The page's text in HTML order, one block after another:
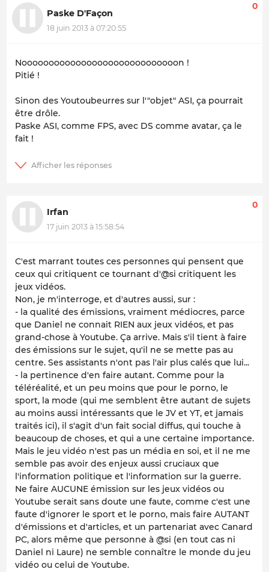
Paske D'Façon
18 juin 2013 à 07:20:55
0
Nooooooooooooooooooooooooooooon !
Pitié !
Sinon des Youtoubeurres sur l'"objet" ASI, ça pourrait
être drôle.
Paske ASI, comme FPS, avec DS comme avatar, ça le
fait !
Irfan
17 juin 2013 à 15:58:54
0
C'est marrant toutes ces personnes qui pensent que
ceux qui critiquent ce tournant d'@si critiquent les
jeux vidéos.
Non, je m'interroge, et d'autres aussi, sur :
- la qualité des émissions, vraiment médiocres, parce
que Daniel ne connait RIEN aux jeux vidéos, et pas
grand-chose à Youtube. Ça arrive. Mais s'il tient à faire
des émissions sur le sujet, qu'il ne se mette pas au
centre. Ses assistants n'ont pas l'air plus calés que lui...
- la pertinence d'en faire autant. Comme pour la
téléréalité, et un peu moins que pour le porno, le
sport, la mode (qui me semblent être autant de sujets
au moins aussi intéressants que le JV et YT, et jamais
traités ici), il s'agit d'un fait social diffus, qui touche à
beaucoup de choses, et qui a une certaine importance.
Mais le jeu vidéo n'est pas un média en soi, et il ne me
semble pas avoir des enjeux aussi cruciaux que
l'information politique et l'information sur la guerre.
Ne faire AUCUNE émission sur les jeux vidéos ou
Youtube serait sans doute une faute, comme c'est une
faute d'ignorer le sport et le porno, mais faire AUTANT
d'émissions et d'articles, et un partenariat avec Canard
PC, alors même que personne à @si (en tout cas ni
Daniel ni Laure) ne semble connaître le monde du jeu
vidéo ou celui de Youtube.